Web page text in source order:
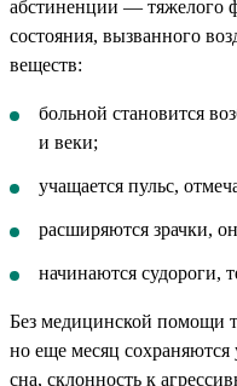
абстиненции — тяжелого
состояния, вызванного
веществ:
больной становится
и веки;
учащается пульс,
расширяются зрачки,
начинаются судороги,
Без медицинской помощи
но еще месяц сохраняются
сна, склонность к